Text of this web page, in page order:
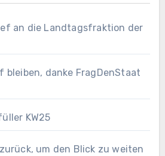
an die Landtagsfraktion der
bleiben, danke FragDenStaat
KW25
um den Blick zu weiten